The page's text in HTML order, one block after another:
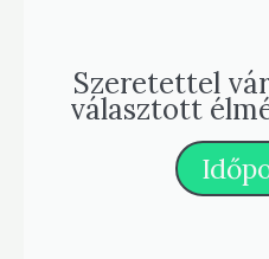
Szeretettel
választott